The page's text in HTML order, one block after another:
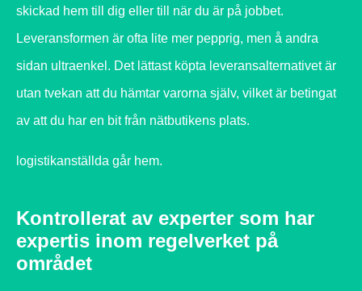
skickad hem till dig eller till när du är på jobbet.
Leveransformen är ofta lite mer pepprig, men å andra
sidan ultraenkel. Det lättast köpta leveransalternativet är
utan tvekan att du hämtar varorna själv, vilket är betingat
av att du har en bit från nätbutikens plats.
logistikanställda går hem.
Kontrollerat av experter som har
expertis inom regelverket på
området